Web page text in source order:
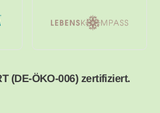
(DE-ÖKO-006) zertifiziert.